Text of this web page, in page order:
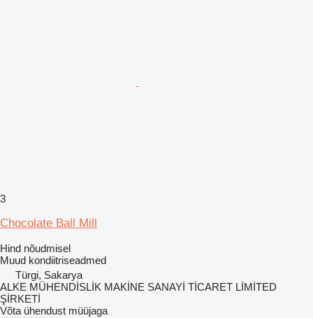
3
Chocolate Ball Mill
Hind nõudmisel
Muud kondiitriseadmed
Türgi, Sakarya
ALKE MÜHENDİSLİK MAKİNE SANAYİ TİCARET LİMİTED
ŞİRKETİ
Võta ühendust müüjaga